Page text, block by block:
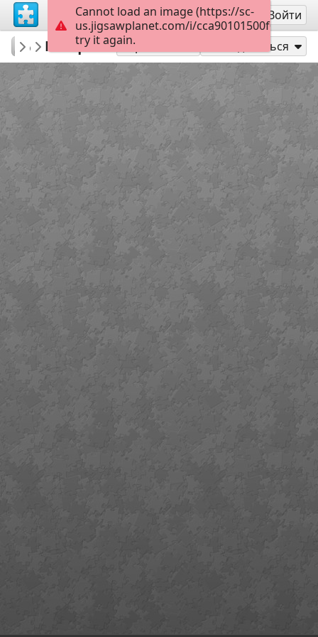
Регистрация Войти
Dubatov
Masqué 20
Играть как Поделиться
Cannot load an image (https://sc-
us.jigsawplanet.com/i/
try it again.